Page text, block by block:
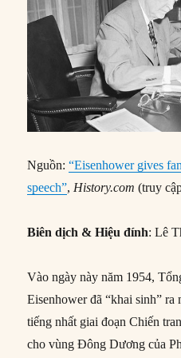
Nguồn:“Eisenhower gives
speech”, History.com (truy
Biên dịch & Hiệu đính: Lê
Vào ngày này năm 1954,
Eisenhower đã “khai sinh”
tiếng nhất giai đoạn Chiến
cho vùng Đông Dương của